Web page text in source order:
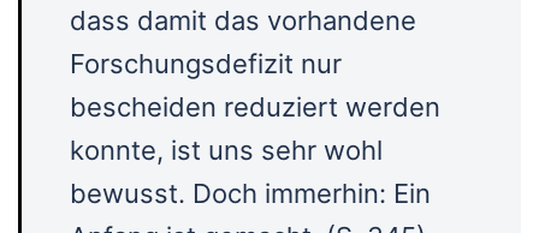
dass damit das vorhandene
Forschungsdefizit nur
bescheiden reduziert werden
konnte, ist uns sehr wohl
bewusst. Doch immerhin: Ein